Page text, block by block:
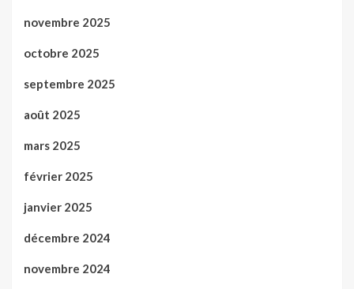
novembre 2025
octobre 2025
septembre 2025
août 2025
mars 2025
février 2025
janvier 2025
décembre 2024
novembre 2024